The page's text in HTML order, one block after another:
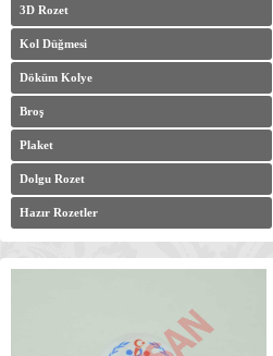
3D Rozet
Kol Düğmesi
Döküm Kolye
Broş
Plaket
Dolgu Rozet
Hazır Rozetler